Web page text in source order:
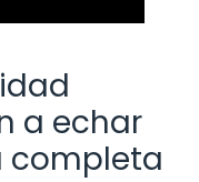
a echar
completa